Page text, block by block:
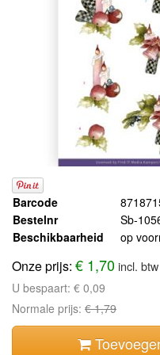
Barcode
Bestelnr
Sb-
Beschikbaarheid
op
Onze prijs: € 1,70incl. btw
U bespaart: € 0,09
Normale prijs: € 1,79